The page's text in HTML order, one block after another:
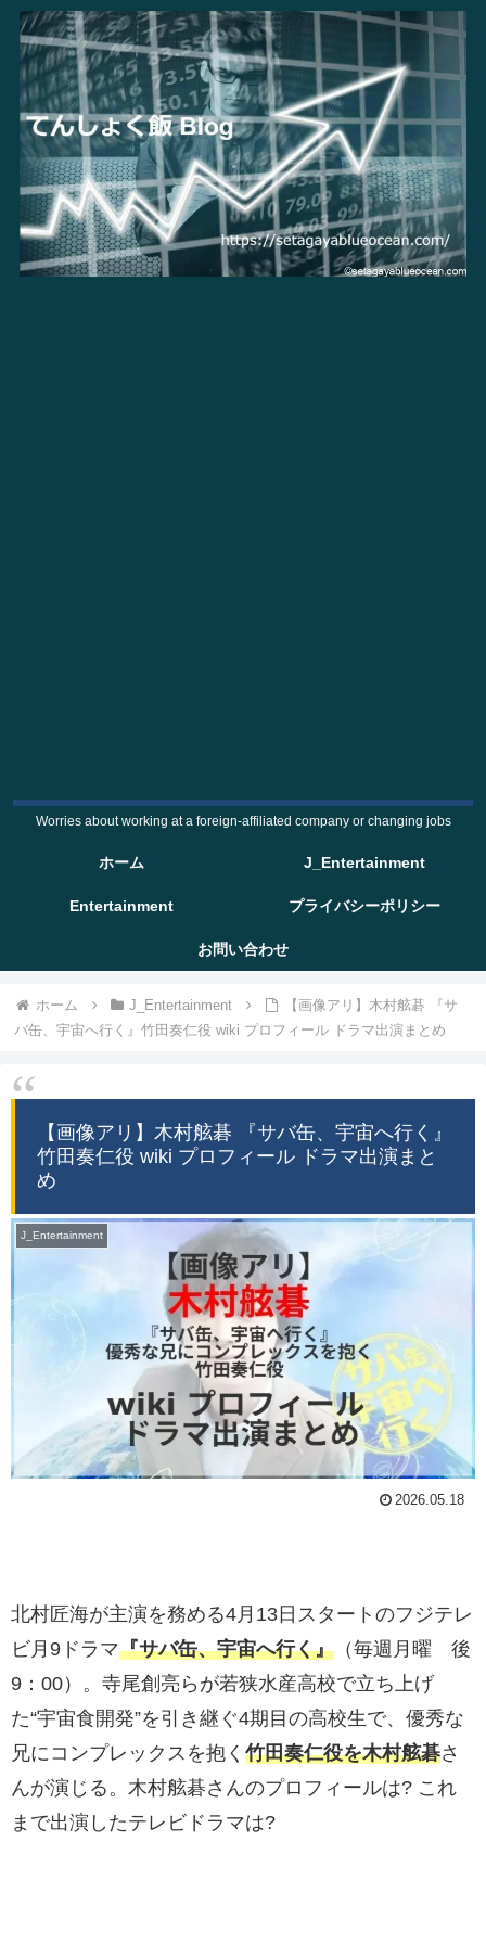
Worries about working at a foreign-affiliated company or changing jobs
ホーム J_Entertainment
Entertainment プライバシーポリシー
お問い合わせ
ホーム J_Entertainment
【画像アリ】木村舷碁 『サ
バ缶、宇宙へ行く』竹田奏仁役 wiki プロフィール ドラマ出演まとめ
【画像アリ】木村舷碁 『サバ缶、宇宙へ行く』
竹田奏仁役 wiki プロフィール ドラマ出演まと
め
J_Entertainment
2026.05.18
北村匠海が主演を務める4月13日スタートのフジテレ
ビ月9ドラマ『サバ缶、宇宙へ行く』 （毎週月曜 後
9：00）。寺尾創亮らが若狭水産高校で立ち上げ
た“宇宙食開発”を引き継ぐ4期目の高校生で、優秀な
兄にコンプレックスを抱く 竹田奏仁役を木村舷碁さ
んが演じる。木村舷碁さんのプロフィールは? これ
まで出演したテレビドラマは?